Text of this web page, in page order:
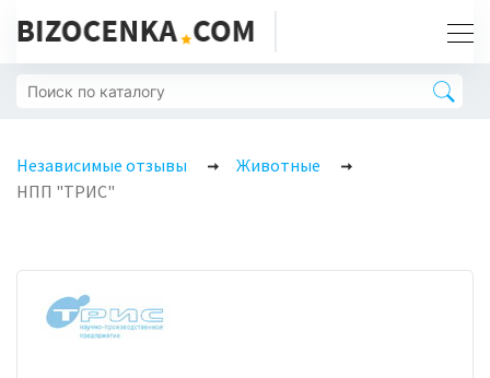
Независимые отзывы
Животные
НПП "ТРИС"